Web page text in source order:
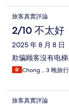
旅客真實評論
2/10 不太好
2025 年 8 月 8 日
欺骗顾客沒有电
Chong，3 晚旅行
旅客真實評論